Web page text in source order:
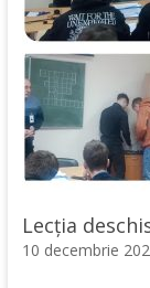
Lecția
10 decembrie